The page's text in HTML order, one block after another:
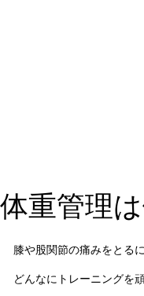
体重管理
膝や股関節の痛みをとる
どんなにトレーニングを